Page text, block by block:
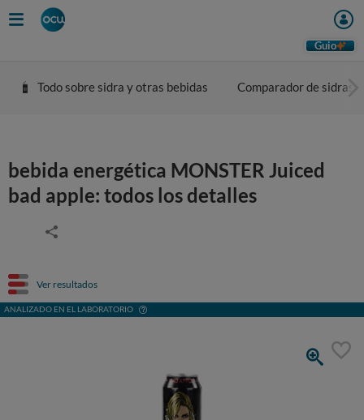
Guio
Todo sobre sidra y otras bebidas Comparador de sidras
bebida energética MONSTER Juiced
bad apple: todos los detalles
Ver resultados
ANALIZADO EN EL LABORATORIO